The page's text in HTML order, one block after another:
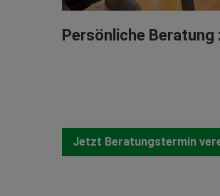
Persönliche Beratung
Jetzt Beratungstermin